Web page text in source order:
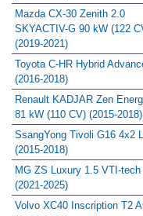
Mazda CX-30 Zenith 2.0
SKYACTIV-G 90 kW (122
(2019-2021)
Toyota C-HR Hybrid
(2016-2018)
Renault KADJAR Zen
81 kW (110 CV) (2015-2018)
SsangYong Tivoli G16 4x2
(2015-2018)
MG ZS Luxury 1.5 VTI-tech
(2021-2025)
Volvo XC40 Inscription T2